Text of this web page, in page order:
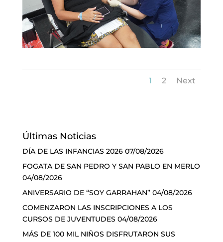
1 2 Next
Últimas Noticias
DÍA DE LAS INFANCIAS 2026 07/08/2026
FOGATA DE SAN PEDRO Y SAN PABLO EN MERLO
04/08/2026
ANIVERSARIO DE “SOY GARRAHAN” 04/08/2026
COMENZARON LAS INSCRIPCIONES A LOS
CURSOS DE JUVENTUDES 04/08/2026
MÁS DE 100 MIL NIÑOS DISFRUTARON SUS